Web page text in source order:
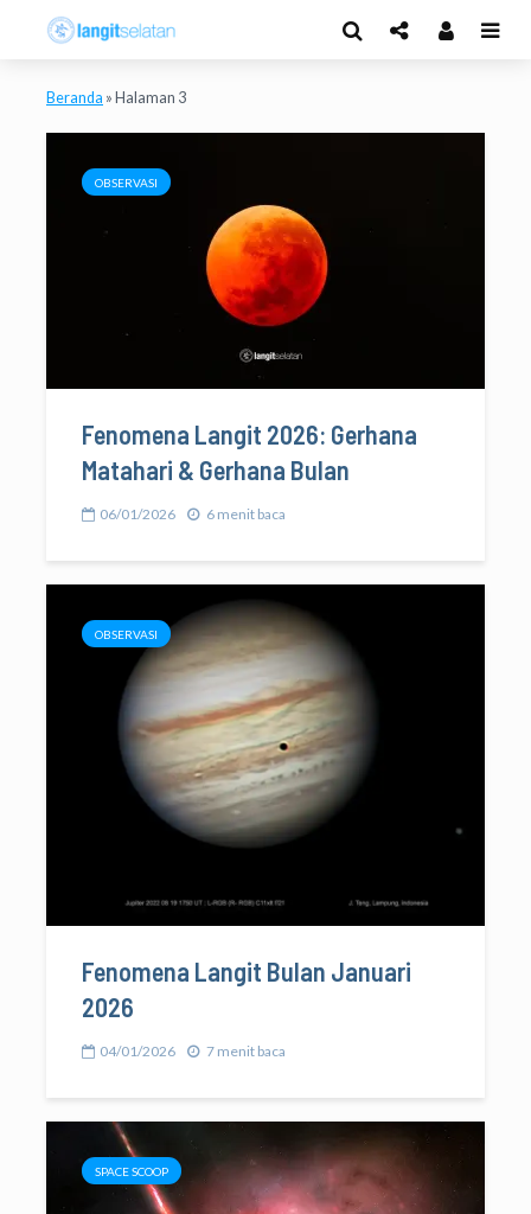
Beranda » Halaman 3
OBSERVASI
Fenomena Langit 2026: Gerhana
Matahari & Gerhana Bulan
06/01/2026 6 menit baca
OBSERVASI
Fenomena Langit Bulan Januari
2026
04/01/2026 7 menit baca
SPACE SCOOP